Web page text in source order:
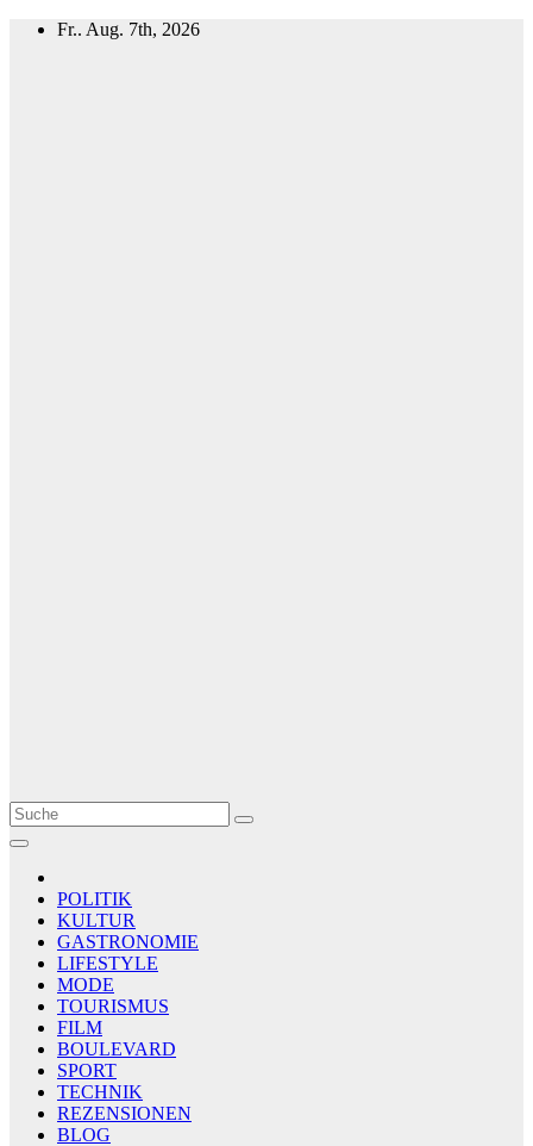
Zum
Fr.. Aug. 7th, 2026
Le Matin
AGENCE DE PRESSE
POLITIK
KULTUR
GASTRONOMIE
LIFESTYLE
MODE
TOURISMUS
FILM
BOULEVARD
SPORT
TECHNIK
REZENSIONEN
BLOG